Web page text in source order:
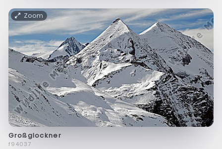
Zoom
Großglockner
f94037